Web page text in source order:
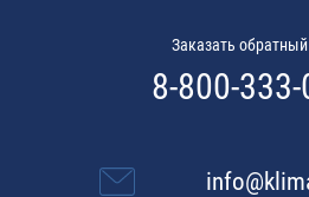
Заказать
8-800-